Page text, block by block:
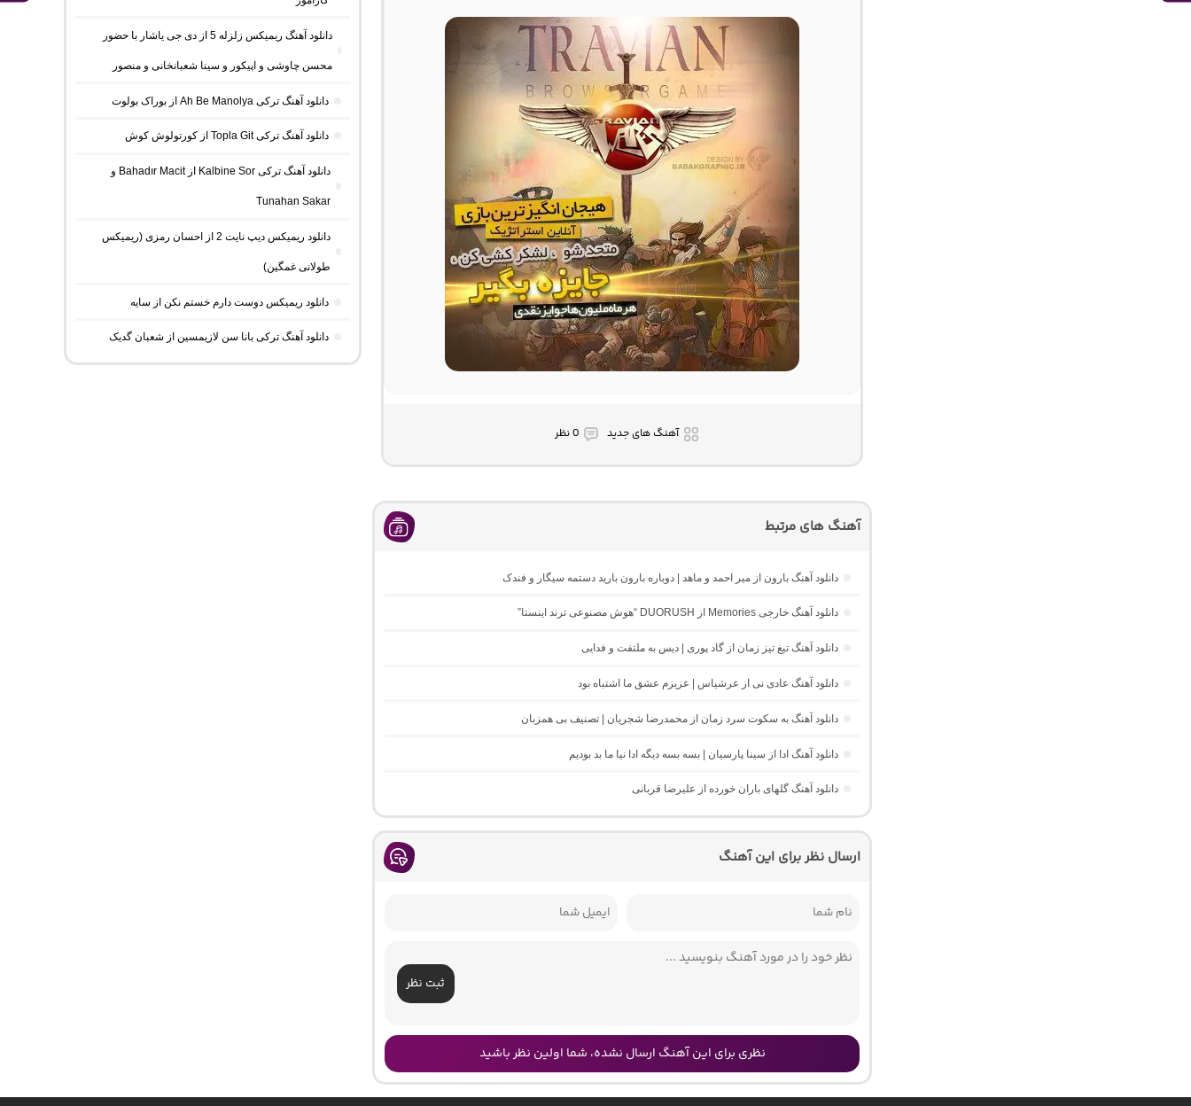
آهنگ های جدید 0 نظر
آهنگ های مرتبط
دانلود آهنگ بارون از میر احمد و ماهد | دوباره بارون بارید دستمه سیگار و فندک
دانلود آهنگ خارجی Memories از DUORUSH “هوش مصنوعی ترند اینستا”
دانلود آهنگ تیغ تیز زمان از گاد پوری | دیس به ملتفت و فدایی
دانلود آهنگ عادی نی از عرشیاس | عزیزم عشق ما اشتباه بود
دانلود آهنگ به سکوت سرد زمان از محمدرضا شجریان | تصنیف بی همزبان
دانلود آهنگ ادا از سینا پارسیان | بسه بسه دیگه ادا نیا ما بد بودیم
دانلود آهنگ گلهای باران خورده از علیرضا قربانی
ارسال نظر برای این آهنگ
ثبت نظر
نظری برای این آهنگ ارسال نشده، شما اولین نظر باشید
دانلود آهنگ ریمیکس زلزله 5 از دی جی یاشار با حضور
محسن چاوشی و اپیکور و سینا شعبانخانی و منصور
دانلود آهنگ ترکی Ah Be Manolya از بوراک بولوت
دانلود آهنگ ترکی Topla Git از کورتولوش کوش
دانلود آهنگ ترکی Kalbine Sor از Bahadır Macit و
Tunahan Sakar
دانلود ریمیکس دیپ نایت 2 از احسان رمزی (ریمیکس
طولانی غمگین)
دانلود ریمیکس دوست دارم خستم نکن از سایه
دانلود آهنگ ترکی بانا سن لازیمسین از شعبان گدیک